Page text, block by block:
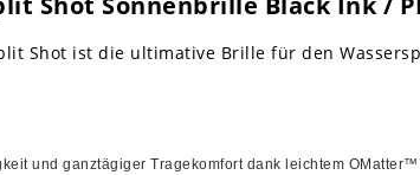
Shot ist die ultimative Brille für den
und ganztägiger Tragekomfort dank leichtem OMatter™